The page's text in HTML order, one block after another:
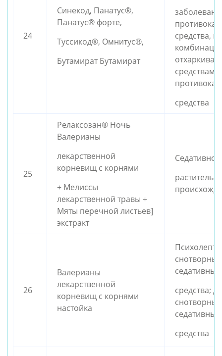
24
Синекод, Панатус®,
Панатус® форте,
Туссикод®, Омнитус®,
Бутамират Бутамират
средства,
средства
25
Релаксозан® Ночь
Валерианы
лекарственной
корневищ с корнями
+ Мелиссы
лекарственной травы +
Мяты перечной листьев]
экстракт
26
Валерианы
лекарственной
корневищ с корнями
настойка
седативные
средства;
седативные
средства